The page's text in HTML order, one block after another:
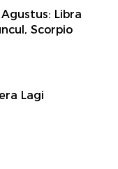
Libra
Scorpio
Lagi